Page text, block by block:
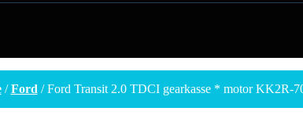
/Ford / Ford Transit 2.0 TDCI gearkasse * motor KK2R-